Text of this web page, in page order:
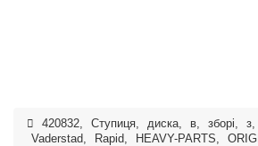
420832, Ступиця, диска, в, зборі, з,
Vaderstad, Rapid, HEAVY-PARTS,